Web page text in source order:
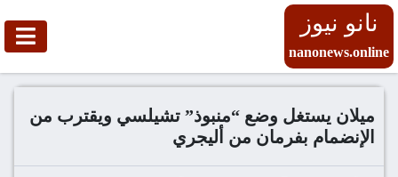
نانو نيوز
nanonews.online
ميلان يستغل وضع “منبوذ” تشيلسي ويقترب من
الإنضمام بفرمان من أليجري